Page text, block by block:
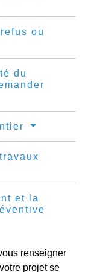
ou
du
et la
renseigner
projet se